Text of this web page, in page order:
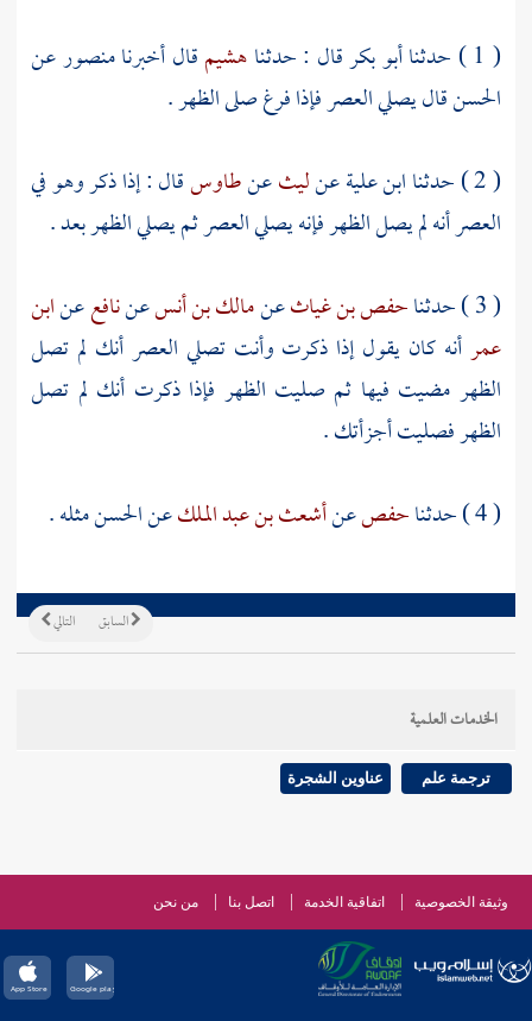
( 1 ) حدثنا
أبو بكرقال : حدثناهشيمقال أخبرنامنصورعن
الحسنقال يصلي العصر فإذا فرغ صلى الظهر .
( 2 ) حدثنا
ابن عليةعنليثعنطاوسقال : إذا ذكر وهو في
العصر أنه لم يصل الظهر فإنه يصلي العصر ثم يصلي الظهر بعد .
( 3 ) حدثنا
حفص بن غياثعنمالك بن أنسعننافععنابن
عمرأنه كان يقول إذا ذكرت وأنت تصلي العصر أنك لم تصل
الظهر مضيت فيها ثم صليت الظهر فإذا ذكرت أنك لم تصل
الظهر فصليت أجزأتك .
( 4 ) حدثنا
حفصعنأشعث بن عبد الملكعنالحسنمثله .
التالي السابق
الخدمات العلمية
ترجمة علم عناوين الشجرة
وثيقة الخصوصية اتفاقية الخدمة اتصل بنا من نحن